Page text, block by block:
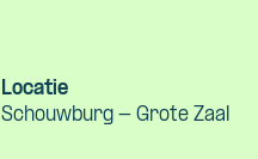
Locatie
Schouwburg - Grote Zaal